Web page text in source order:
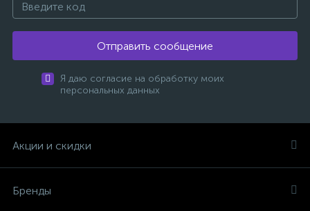
Отправить сообщение
Я даю согласие на обработку моих
персональных данных
Акции и скидки
Бренды